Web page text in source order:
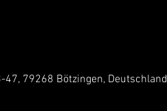
79268 Bötzingen, Deutschland